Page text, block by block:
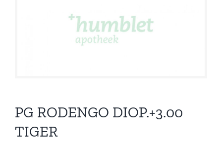
PG RODENGO DIOP.+3.00
TIGER